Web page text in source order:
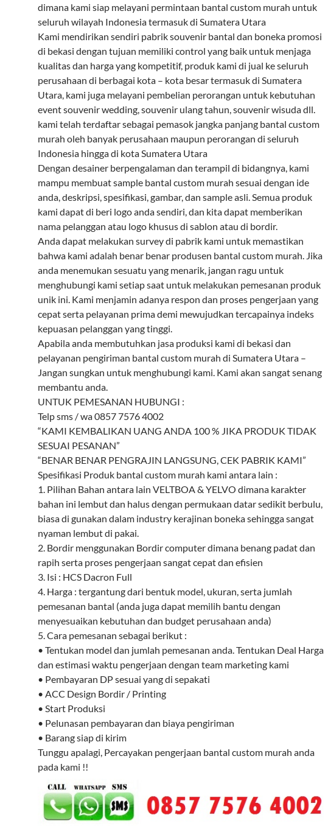
dimana kami siap melayani permintaan bantal custom murah untuk
seluruh wilayah Indonesia termasuk di Sumatera Utara
Kami mendirikan sendiri pabrik souvenir bantal dan boneka promosi
di bekasi dengan tujuan memiliki control yang baik untuk menjaga
kualitas dan harga yang kompetitif, produk kami di jual ke seluruh
perusahaan di berbagai kota – kota besar termasuk di Sumatera
Utara, kami juga melayani pembelian perorangan untuk kebutuhan
event souvenir wedding, souvenir ulang tahun, souvenir wisuda dll.
kami telah terdaftar sebagai pemasok jangka panjang bantal custom
murah oleh banyak perusahaan maupun perorangan di seluruh
Indonesia hingga di kota Sumatera Utara
Dengan desainer berpengalaman dan terampil di bidangnya, kami
mampu membuat sample bantal custom murah sesuai dengan ide
anda, deskripsi, spesifikasi, gambar, dan sample asli. Semua produk
kami dapat di beri logo anda sendiri, dan kita dapat memberikan
nama pelanggan atau logo khusus di sablon atau di bordir.
Anda dapat melakukan survey di pabrik kami untuk memastikan
bahwa kami adalah benar benar produsen bantal custom murah. Jika
anda menemukan sesuatu yang menarik, jangan ragu untuk
menghubungi kami setiap saat untuk melakukan pemesanan produk
unik ini. Kami menjamin adanya respon dan proses pengerjaan yang
cepat serta pelayanan prima demi mewujudkan tercapainya indeks
kepuasan pelanggan yang tinggi.
Apabila anda membutuhkan jasa produksi kami di bekasi dan
pelayanan pengiriman bantal custom murah di Sumatera Utara –
Jangan sungkan untuk menghubungi kami. Kami akan sangat senang
membantu anda.
UNTUK PEMESANAN HUBUNGI :
Telp sms / wa 0857 7576 4002
“KAMI KEMBALIKAN UANG ANDA 100 % JIKA PRODUK TIDAK
SESUAI PESANAN”
“BENAR BENAR PENGRAJIN LANGSUNG, CEK PABRIK KAMI”
Spesifikasi Produk bantal custom murah kami antara lain :
1. Pilihan Bahan antara lain VELTBOA & YELVO dimana karakter
bahan ini lembut dan halus dengan permukaan datar sedikit berbulu,
biasa di gunakan dalam industry kerajinan boneka sehingga sangat
nyaman lembut di pakai.
2. Bordir menggunakan Bordir computer dimana benang padat dan
rapih serta proses pengerjaan sangat cepat dan efisien
3. Isi : HCS Dacron Full
4. Harga : tergantung dari bentuk model, ukuran, serta jumlah
pemesanan bantal (anda juga dapat memilih bantu dengan
menyesuaikan kebutuhan dan budget perusahaan anda)
5. Cara pemesanan sebagai berikut :
• Tentukan model dan jumlah pemesanan anda. Tentukan Deal Harga
dan estimasi waktu pengerjaan dengan team marketing kami
• Pembayaran DP sesuai yang di sepakati
• ACC Design Bordir / Printing
• Start Produksi
• Pelunasan pembayaran dan biaya pengiriman
• Barang siap di kirim
Tunggu apalagi, Percayakan pengerjaan bantal custom murah anda
pada kami !!